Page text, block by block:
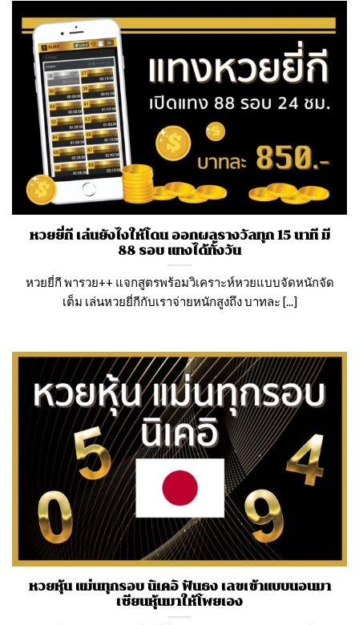
หวยยี่กี เล่นยังไงให้โดน ออกผลรางวัลทุก 15 นาที มี
88 รอบ แทงได้ทั้งวัน
หวยยี่กี พารวย++ แจกสูตรพร้อมวิเคราะห์หวยแบบจัดหนักจัด
เต็ม เล่นหวยยี่กีกับเราจ่ายหนักสูงถึง บาทละ [...]
หวยหุ้น แม่นทุกรอบ นิเคอิ ฟันธง เลขเข้าแบบนอนมา
เซียนหุ้นมาให้โพยเอง